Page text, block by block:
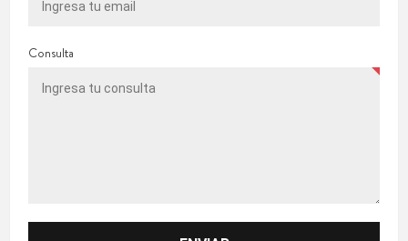
Consulta